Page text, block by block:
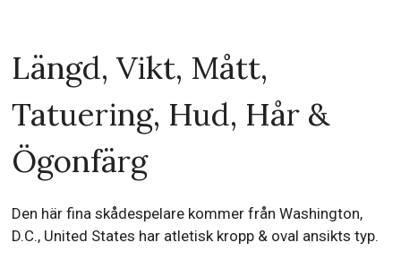
Längd, Vikt, Mått,
Tatuering, Hud, Hår &
Ögonfärg
Den här fina skådespelare kommer från Washington,
D.C., United States har atletisk kropp & oval ansikts typ.